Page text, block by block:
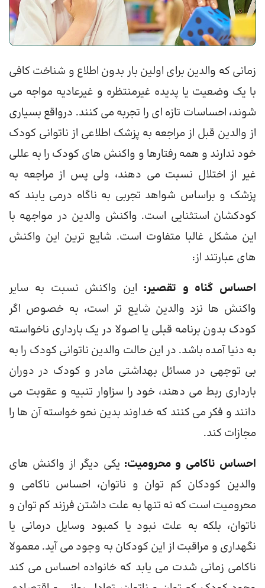
زمانی که والدین برای اولین بار بدون اطلاع و شناخت کافی
با یک وضعیت یا پدیده غیرمنتظره و غیرعادیه مواجه می
شوند، احساسات تازه ای را تجربه می کنند. درواقع بسیاری
از والدین قبل از مراجعه به پزشک اطلاعی از ناتوانی کودک
خود ندارند و همه رفتارها و واکنش های کودک را به عللی
غیر از اختلال نسبت می دهند، ولی پس از مراجعه به
پزشک و براساس شواهد تجربی به ناگاه درمی یابند که
کودکشان استثنایی است. واکنش والدین در مواجهه با
این مشکل غالبا متفاوت است. شایع ترین این واکنش
های عبارتند از:
احساس گناه و تقصیر: این واکنش نسبت به سایر
واکنش ها نزد والدین شایع تر است، به خصوص اگر
کودک بدون برنامه قبلی یا اصولا در یک بارداری ناخواسته
به دنیا آمده باشد. در این حالت والدین ناتوانی کودک را به
بی توجهی در مسائل بهداشتی مادر و کودک در دوران
بارداری ربط می دهند، خود را سزاوار تنبیه و عقوبت می
دانند و فکر می کنند که خداوند بدین نحو خواسته آن ها را
مجازات کند.
احساس ناکامی و محرومیت: یکی دیگر از واکنش های
والدین کودکان کم توان و ناتوان، احساس ناکامی و
محرومیت است که نه تنها به علت داشتن فرزند کم توان و
ناتوان، بلکه به علت نبود یا کمبود وسایل درمانی یا
نگهداری و مراقبت از این کودکان به وجود می آید. معمولا
ناکامی زمانی شدت می یابد که خانواده احساس می کند